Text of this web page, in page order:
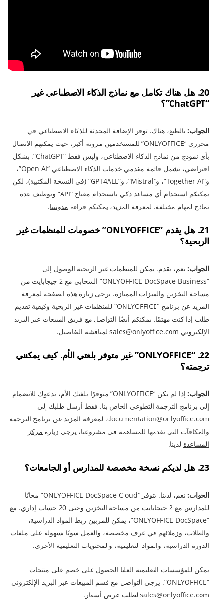
20. هل هناك تكامل مع نماذج الذكاء الاصطناعي غير
“ChatGPT”؟
الجواب: بالطبع، هناك. توفر الإضافة المحدثة للذكاء الاصطناعي في
محرري “ONLYOFFICE” للمستخدمين مرونة أكبر، حيث يمكنهم الاتصال
بأي نموذج من نماذج الذكاء الاصطناعي، وليس فقط “ChatGPT”. بشكل
افتراضي، تشمل قائمة مقدمي خدمات الذكاء الاصطناعي “Open AI”،
و”Together AI”، و”Mistral”، و”GPT4ALL” (في النسخة المكتبية)، لكن
يمكنكم استخدام أي مساعد ذكي باستخدام مفتاح “API” وتوظيف عدة
نماذج لمهام مختلفة. لمعرفة المزيد، يمكنكم قراءة مدونتنا.
21. هل يقدم “ONLYOFFICE” خصومات للمنظمات غير
الربحية؟
الجواب: نعم، يقدم. يمكن للمنظمات غير الربحية الوصول إلى
“ONLYOFFICE DocSpace Business” السحابي مع 2 جيجابايت من
مساحة التخزين والميزات الممتازة. يرجى زيارة هذه الصفحة لمعرفة
المزيد عن برنامج “ONLYOFFICE” للمنظمات غير الربحية وكيفية تقديم
طلب إذا كنت مهتمًا. يمكنكم أيضًا التواصل مع فريق المبيعات عبر البريد
الإلكتروني sales@onlyoffice.com لمناقشة التفاصيل.
22. “ONLYOFFICE” غير متوفر بلغتي الأم. كيف يمكنني
ترجمته؟
الجواب:
إذا لم يكن “ONLYOFFICE” متوفرًا بلغتك الأم، ندعوك للانضمام
إلى برنامج الترجمة التطوعي الخاص بنا. فقط أرسل طلبك إلى
documentation@onlyoffice.com. لمعرفة المزيد عن برنامج الترجمة
والمكافآت التي نقدمها للمساهمة في مشروعنا، يرجى زيارة مركز
المساعدة لدينا.
23. هل لديكم نسخة مخصصة للمدارس أو الجامعات؟
الجواب:
نعم، لدينا. يتوفر “ONLYOFFICE DocSpace Cloud” مجانًا
للمدارس مع 2 جيجابايت من مساحة التخزين وحتى 20 حساب إداري. مع
“ONLYOFFICE DocSpace”، يمكن للمربين ربط المواد الدراسية،
والطلاب، وزملائهم في غرف مخصصة، والعمل سويًا بسهولة على ملفات
الدورة الدراسية، والمواد التعليمية، والمحتويات التعليمية الأخرى.
يمكن للمؤسسات التعليمية العليا الحصول على خصم على منتجات
“ONLYOFFICE”. يرجى التواصل مع قسم المبيعات عبر البريد الإلكتروني
sales@onlyoffice.com لطلب عرض أسعار.